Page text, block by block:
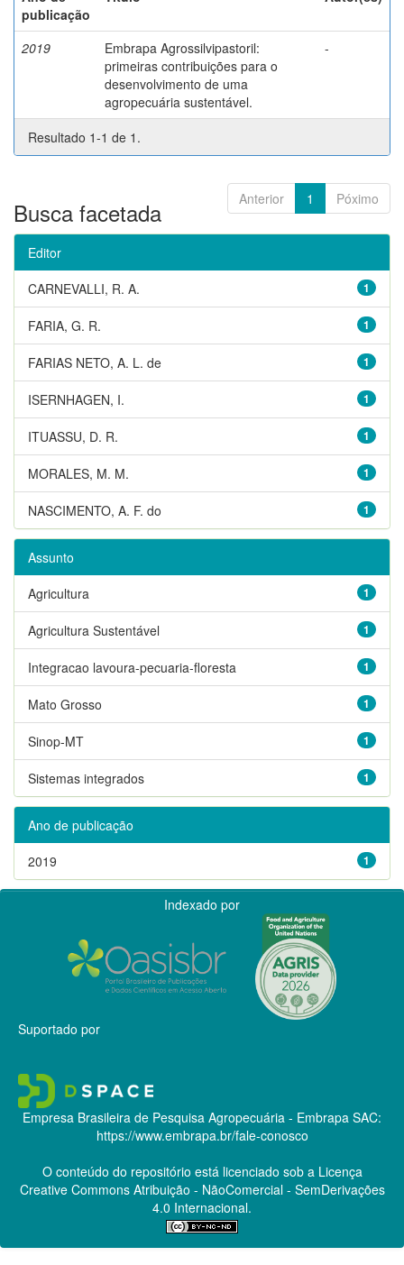
publicação
2019
Embrapa Agrossilvipastoril:
primeiras contribuições para o
desenvolvimento de uma
agropecuária sustentável.
-
Resultado 1-1 de 1.
Anterior 1 Póximo
Busca facetada
Editor
1
CARNEVALLI, R. A.
1
FARIA, G. R.
1
FARIAS NETO, A. L. de
1
ISERNHAGEN, I.
1
ITUASSU, D. R.
1
MORALES, M. M.
1
NASCIMENTO, A. F. do
Assunto
1
Agricultura
1
Agricultura Sustentável
1
Integracao lavoura-pecuaria-floresta
1
Mato Grosso
1
Sinop-MT
1
Sistemas integrados
Ano de publicação
1
2019
Indexado por
Suportado por
Empresa Brasileira de Pesquisa Agropecuária - Embrapa SAC:
https://www.embrapa.br/fale-conosco
O conteúdo do repositório está licenciado sob a Licença
Creative CommonsAtribuição - NãoComercial - SemDerivações
4.0 Internacional.